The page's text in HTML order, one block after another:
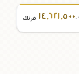
١٤,٦٢١,٥٠٠ فرنك